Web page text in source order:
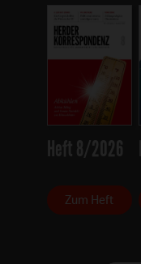
Heft 8/2026
Zum Heft